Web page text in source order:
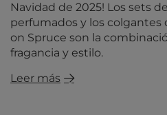
Navidad de 2025! Los sets
perfumados y los colgantes
on Spruce son la
fragancia y estilo.
Leer más